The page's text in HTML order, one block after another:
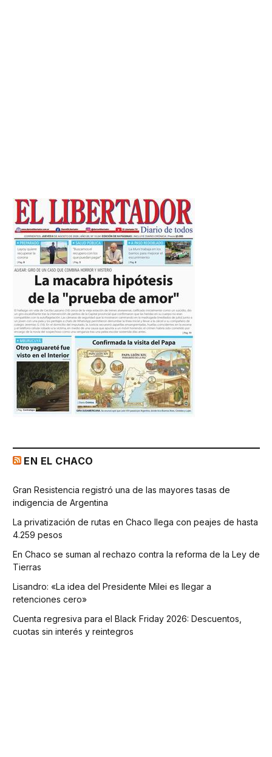
EN EL CHACO
Gran Resistencia registró una de las mayores tasas de
indigencia de Argentina
La privatización de rutas en Chaco llega con peajes de hasta
4.259 pesos
En Chaco se suman al rechazo contra la reforma de la Ley de
Tierras
Lisandro: «La idea del Presidente Milei es llegar a
retenciones cero»
Cuenta regresiva para el Black Friday 2026: Descuentos,
cuotas sin interés y reintegros